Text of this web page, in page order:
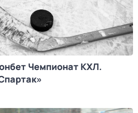
Чемпионат КХЛ.